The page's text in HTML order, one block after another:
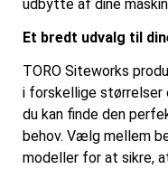
udbytte af dine
Et bredt udvalg til
TORO Siteworks
i forskellige størrelser
du kan finde den
behov. Vælg mellem
modeller for at sikre,